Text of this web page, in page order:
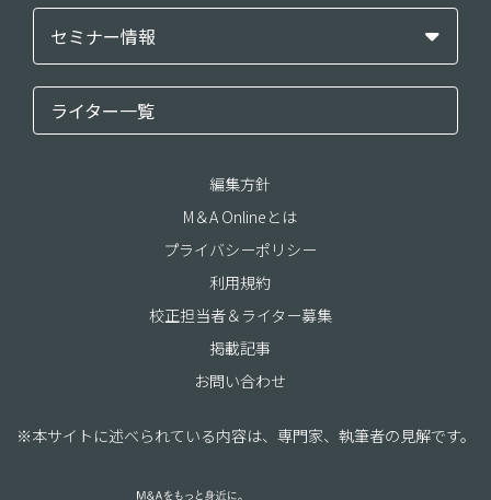
セミナー情報
ライター一覧
編集方針
M＆A Onlineとは
プライバシーポリシー
利用規約
校正担当者＆ライター募集
掲載記事
お問い合わせ
※本サイトに述べられている内容は、専門家、執筆者の見解です。